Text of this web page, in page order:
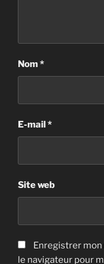
Nom*
E-mail*
Site web
Enregistrer mon
le navigateur pour